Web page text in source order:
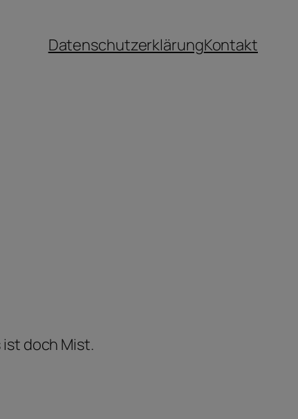
DatenschutzerklärungKontakt
ist doch Mist.